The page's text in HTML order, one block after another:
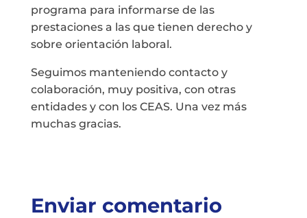
programa para informarse de las
prestaciones a las que tienen derecho y
sobre orientación laboral.
Seguimos manteniendo contacto y
colaboración, muy positiva, con otras
entidades y con los CEAS. Una vez más
muchas gracias.
Enviar comentario